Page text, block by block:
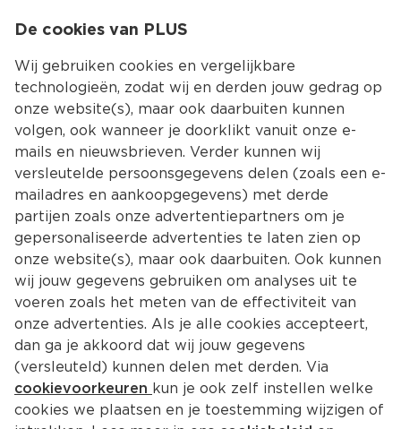
Kies jouw
Terug Producten
PLUS Klaverland Graskaas 48+
De cookies van PLUS
Wij gebruiken cookies en vergelijkbare
technologieën, zodat wij en derden jouw gedrag op
onze website(s), maar ook daarbuiten kunnen
volgen, ook wanneer je doorklikt vanuit onze e-
mails en nieuwsbrieven. Verder kunnen wij
versleutelde persoonsgegevens delen (zoals een e-
mailadres en aankoopgegevens) met derde
partijen zoals onze advertentiepartners om je
gepersonaliseerde advertenties te laten zien op
onze website(s), maar ook daarbuiten. Ook kunnen
wij jouw gegevens gebruiken om analyses uit te
voeren zoals het meten van de effectiviteit van
onze advertenties. Als je alle cookies accepteert,
dan ga je akkoord dat wij jouw gegevens
(versleuteld) kunnen delen met derden. Via
cookievoorkeuren kun je ook zelf instellen welke
cookies we plaatsen en je toestemming wijzigen of